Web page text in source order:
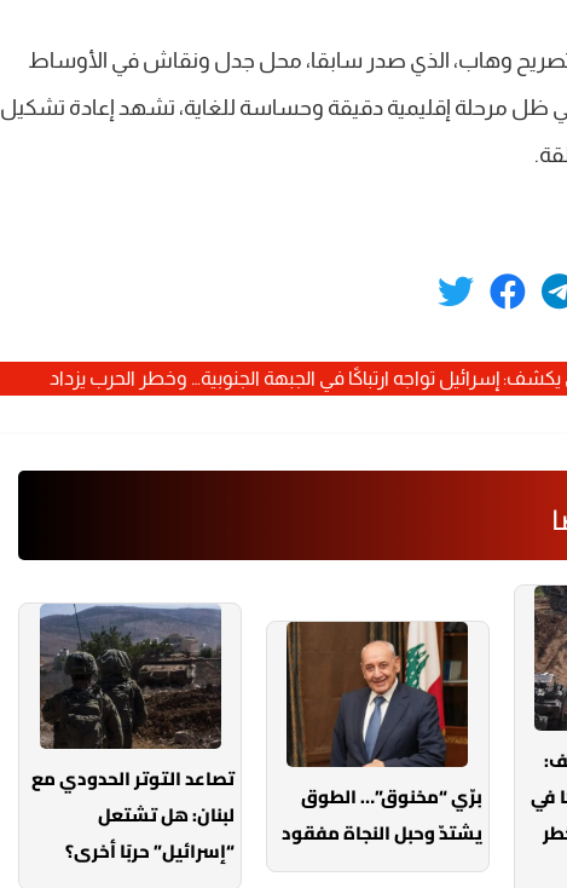
وهاب، الذي صدر سابقا، محل جدل ونقاش في الأوساط
في ظل مرحلة إقليمية دقيقة وحساسة للغاية، تشهد إعادة تشكيل
يكشف: إسرائيل تواجه ارتباكًا في الجبهة الجنوبية… وخطر الحرب يزداد
في
برّي “مخنوق”… الطوق
يشتدّ وحبل النجاة مفقود
تصاعد التوتر الحدودي مع
لبنان: هل تشتعل
“إسرائيل” حربًا أخرى؟